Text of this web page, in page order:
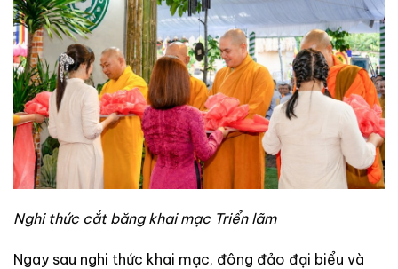
Nghi thức cắt băng khai mạc Triển lãm
Ngay sau nghi thức khai mạc, đông đảo đại biểu và